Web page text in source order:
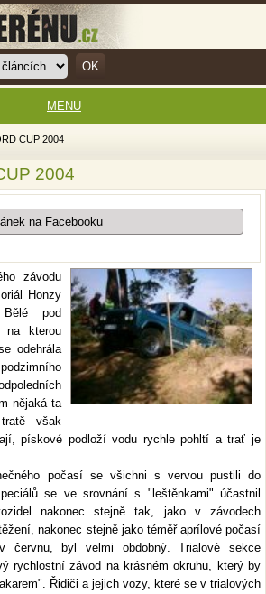
CUP 2004
2004
na Facebooku
závodu
Honzy
pod
na kterou
odehrála
nějaká ta
však
pískové podloží vodu rychle pohltí a trať je
počasí se všichni s vervou pustili do
se ve srovnání s "leštěnkami" účastnil
nakonec stejně tak, jako v závodech
nakonec stejně jako téměř aprílové počasí
červnu, byl velmi obdobný. Trialové sekce
rychlostní závod na krásném okruhu, který by
Řidiči a jejich vozy, které se v trialových
MENU